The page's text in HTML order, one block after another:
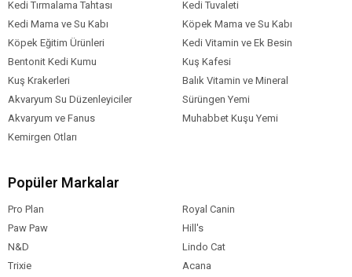
Kedi Tırmalama Tahtası
Kedi Tuvaleti
Kedi Mama ve Su Kabı
Köpek Mama ve Su Kabı
Köpek Eğitim Ürünleri
Kedi Vitamin ve Ek Besin
Bentonit Kedi Kumu
Kuş Kafesi
Kuş Krakerleri
Balık Vitamin ve Mineral
Akvaryum Su Düzenleyiciler
Sürüngen Yemi
Akvaryum ve Fanus
Muhabbet Kuşu Yemi
Kemirgen Otları
Popüler Markalar
Pro Plan
Royal Canin
Paw Paw
Hill's
N&D
Lindo Cat
Trixie
Acana